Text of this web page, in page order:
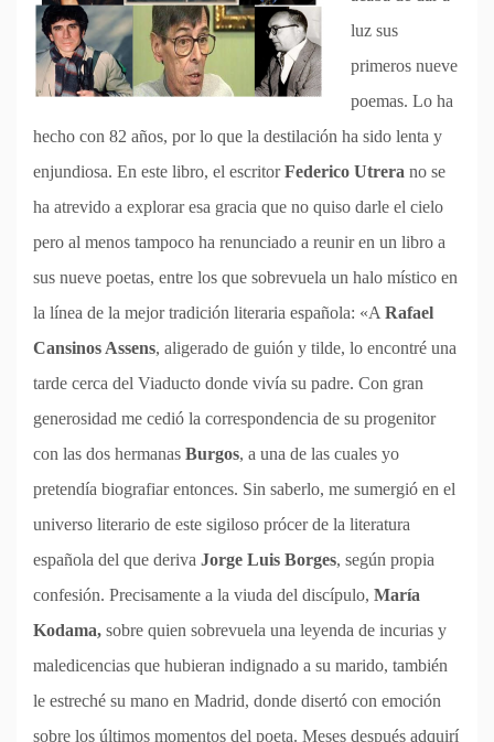
luz sus
primeros nueve
poemas. Lo ha
hecho con 82 años, por lo que la destilación ha sido lenta y
enjundiosa. En este libro, el escritorFederico Utrera no se
ha atrevido a explorar esa gracia que no quiso darle el cielo
pero al menos tampoco ha renunciado a reunir en un libro a
sus nueve poetas, entre los que sobrevuela un halo místico en
la línea de la mejor tradición literaria española: «A Rafael
Cansinos Assens, aligerado de guión y tilde, lo encontré una
tarde cerca del Viaducto donde vivía su padre. Con gran
generosidad me cedió la correspondencia de su progenitor
con las dos hermanas Burgos, a una de las cuales yo
pretendía biografiar entonces. Sin saberlo, me sumergió en el
universo literario de este sigiloso prócer de la literatura
española del que deriva Jorge Luis Borges, según propia
confesión. Precisamente a la viuda del discípulo, María
Kodama, sobre quien sobrevuela una leyenda de incurias y
maledicencias que hubieran indignado a su marido, también
le estreché su mano en Madrid, donde disertó con emoción
sobre los últimos momentos del poeta. Meses después adquirí